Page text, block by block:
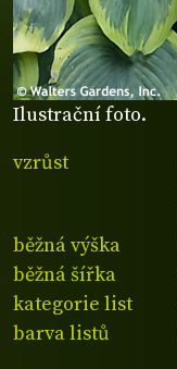
Ilustrační foto.
vzrůst
běžná výška
běžná šířka
kategorie list
barva listů